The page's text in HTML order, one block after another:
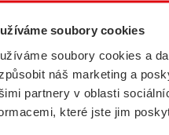
soubory cookies
soubory cookies a
náš marketing a
partnery v oblasti
které jste jim
TV